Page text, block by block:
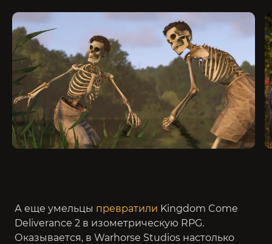
А еще умельцы превратили Kingdom Come
Deliverance 2 в изометрическую RPG.
Оказывается, в Warhorse Studios настолько